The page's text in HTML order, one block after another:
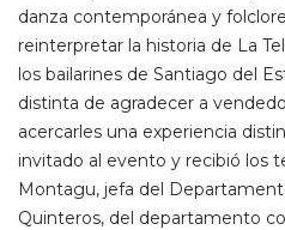
danza contemporánea y
reinterpretar la historia de La
los bailarines de Santiago del
distinta de agradecer a
acercarles una experiencia
invitado al evento y recibió los
Montagu, jefa del
Quinteros, del departamento